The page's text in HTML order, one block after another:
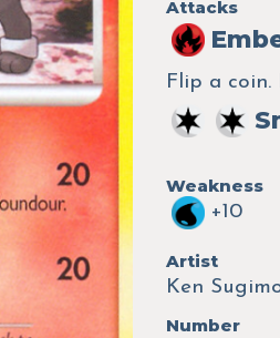
Attacks
Flip a
Weakness
+10
Artist
Ken
Number